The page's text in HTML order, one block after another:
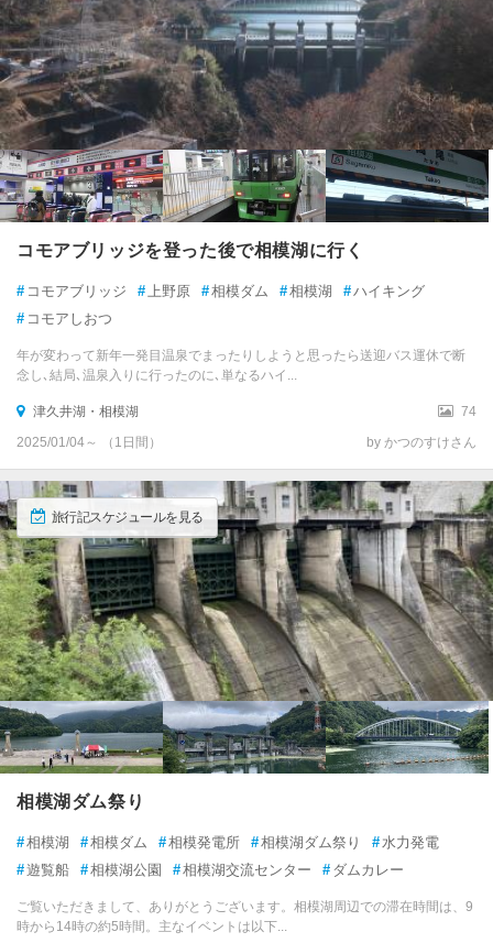
コモアブリッジを登った後で相模湖に行く
# コモアブリッジ # 上野原 #相模ダム #相模湖 #ハイキング
# コモアしおつ
年が変わって新年一発目温泉でまったりしようと思ったら送迎バス運休で断
念し､結局､温泉入りに行ったのに､単なるハイ...
津久井湖・相模湖
74
2025/01/04～ （1日間）
by かつのすけさん
旅行記スケジュールを見る
相模湖ダム祭り
#相模湖 #相模ダム #相模発電所 #相模湖ダム祭り # 水力発電
#遊覧船 #相模湖公園 #相模湖交流センター # ダムカレー
ご覧いただきまして、ありがとうございます。相模湖周辺での滞在時間は、9
時から14時の約5時間。主なイベントは以下...